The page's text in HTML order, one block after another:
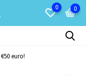
0 0
euro!